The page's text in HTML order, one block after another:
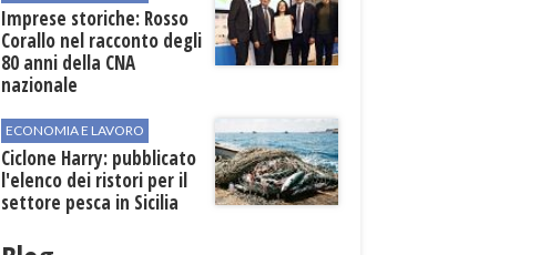
Imprese storiche: Rosso
Corallo nel racconto degli
80 anni della CNA
nazionale
ECONOMIA E LAVORO
Ciclone Harry: pubblicato
l'elenco dei ristori per il
settore pesca in Sicilia